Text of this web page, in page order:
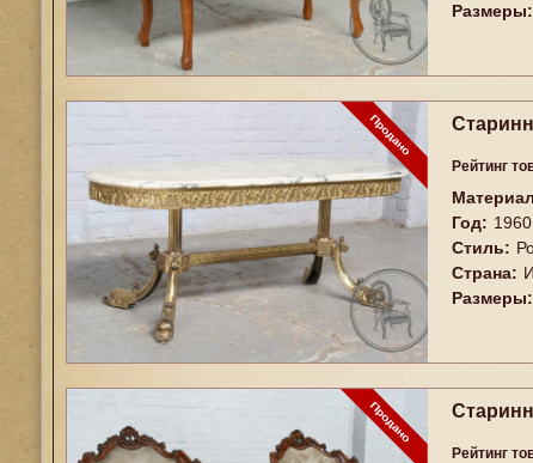
Размеры:
Рейтинг
Год: 1960
Стиль:
Страна:
Размеры:
Рейтинг